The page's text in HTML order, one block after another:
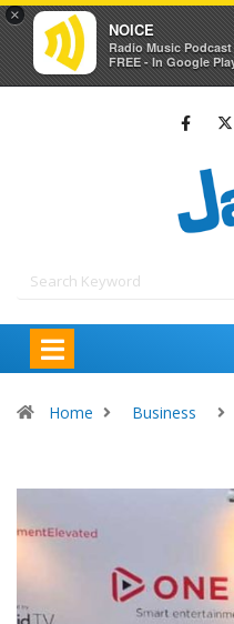
×
NOICE
Radio Music Podcast
FREE - In Google
Home Business